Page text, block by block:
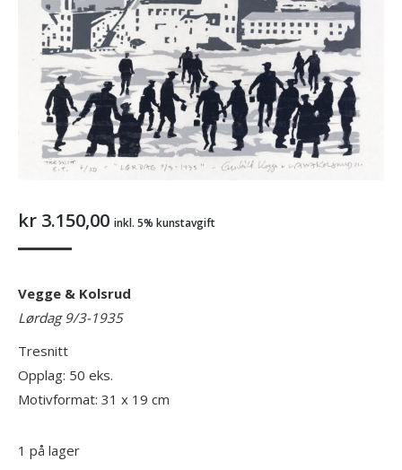
kr 3.150,00 inkl. 5% kunstavgift
Vegge & Kolsrud
Lørdag 9/3-1935
Tresnitt
Opplag: 50 eks.
Motivformat: 31 x 19 cm
1 på lager